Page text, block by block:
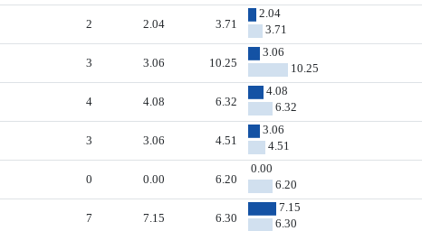
2 2.04 3.71
2.04
3.71
3 3.06 10.25
3.06
10.25
4 4.08 6.32
4.08
6.32
3 3.06 4.51
3.06
4.51
0 0.00 6.20
0.00
6.20
7 7.15 6.30
7.15
6.30